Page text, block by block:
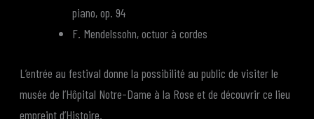
piano, op. 94
F. Mendelssohn, octuor à cordes
L’entrée au festival donne la possibilité au public de visiter le
musée de l’Hôpital Notre-Dame à la Rose et de découvrir ce lieu
empreint d’Histoire.